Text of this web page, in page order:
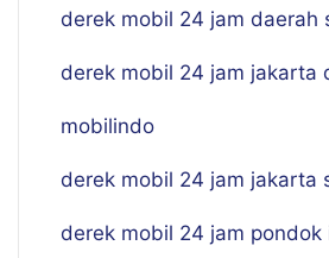
derek mobil 24 jam daerah
derek mobil 24 jam jakarta
mobilindo
derek mobil 24 jam jakarta
derek mobil 24 jam pondok